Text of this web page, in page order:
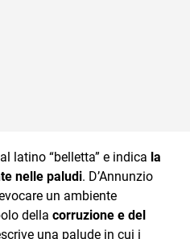
latino “belletta” e indica la
nelle paludi. D’Annunzio
un ambiente
della corruzione e del
una palude in cui i